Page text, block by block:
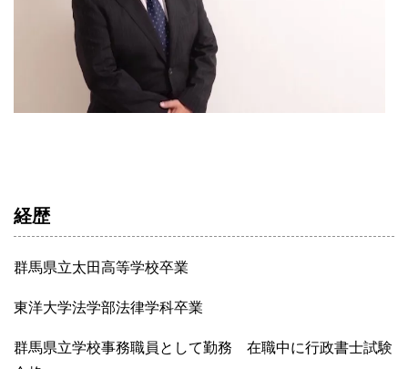
経歴
群馬県立太田高等学校卒業
東洋大学法学部法律学科卒業
群馬県立学校事務職員として勤務 在職中に行政書士試験